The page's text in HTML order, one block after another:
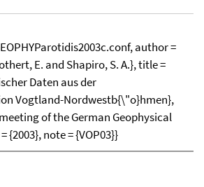
author =
E. and Shapiro, S. A.}, title =
Daten aus der
Vogtland-Nordwestb{\"o}hmen},
of the German Geophysical
{2003}, note = {VOP03}}